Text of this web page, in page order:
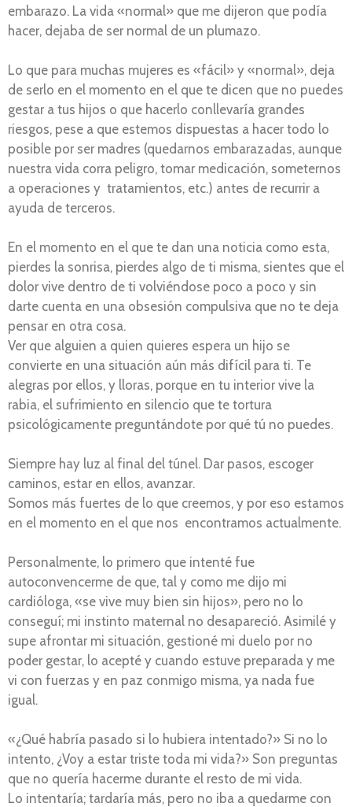
embarazo. La vida «normal» que me dijeron que podía
hacer, dejaba de ser normal de un plumazo.
Lo que para muchas mujeres es «fácil» y «normal», deja
de serlo en el momento en el que te dicen que no puedes
gestar a tus hijos o que hacerlo conllevaría grandes
riesgos, pese a que estemos dispuestas a hacer todo lo
posible por ser madres (quedarnos embarazadas, aunque
nuestra vida corra peligro, tomar medicación, someternos
a operaciones y tratamientos, etc.) antes de recurrir a
ayuda de terceros.
En el momento en el que te dan una noticia como esta,
pierdes la sonrisa, pierdes algo de ti misma, sientes que el
dolor vive dentro de ti volviéndose poco a poco y sin
darte cuenta en una obsesión compulsiva que no te deja
pensar en otra cosa.
Ver que alguien a quien quieres espera un hijo se
convierte en una situación aún más difícil para ti. Te
alegras por ellos, y lloras, porque en tu interior vive la
rabia, el sufrimiento en silencio que te tortura
psicológicamente preguntándote por qué tú no puedes.
Siempre hay luz al final del túnel. Dar pasos, escoger
caminos, estar en ellos, avanzar.
Somos más fuertes de lo que creemos, y por eso estamos
en el momento en el que nos encontramos actualmente.
Personalmente, lo primero que intenté fue
autoconvencerme de que, tal y como me dijo mi
cardióloga, «se vive muy bien sin hijos», pero no lo
conseguí; mi instinto maternal no desapareció. Asimilé y
supe afrontar mi situación, gestioné mi duelo por no
poder gestar, lo acepté y cuando estuve preparada y me
vi con fuerzas y en paz conmigo misma, ya nada fue
igual.
«¿Qué habría pasado si lo hubiera intentado?» Si no lo
intento, ¿Voy a estar triste toda mi vida?» Son preguntas
que no quería hacerme durante el resto de mi vida.
Lo intentaría; tardaría más, pero no iba a quedarme con